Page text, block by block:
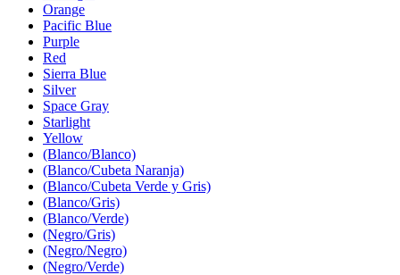
Orange
Pacific Blue
Purple
Red
Sierra Blue
Silver
Space Gray
Starlight
Yellow
(Blanco/Blanco)
(Blanco/Cubeta Naranja)
(Blanco/Cubeta Verde y Gris)
(Blanco/Gris)
(Blanco/Verde)
(Negro/Gris)
(Negro/Negro)
(Negro/Verde)